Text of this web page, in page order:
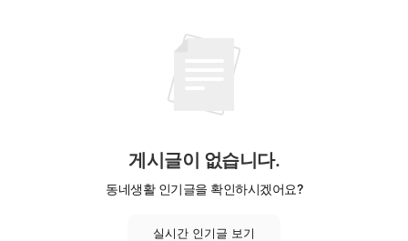
게시글이 없습니다.
동네생활 인기글을 확인하시겠어요?
실시간 인기글 보기